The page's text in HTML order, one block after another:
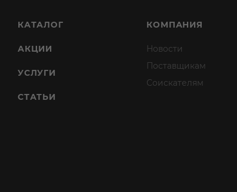
КАТАЛОГ
АКЦИИ
УСЛУГИ
СТАТЬИ
КОМПАНИЯ
Новости
Поставщикам
Соискателям